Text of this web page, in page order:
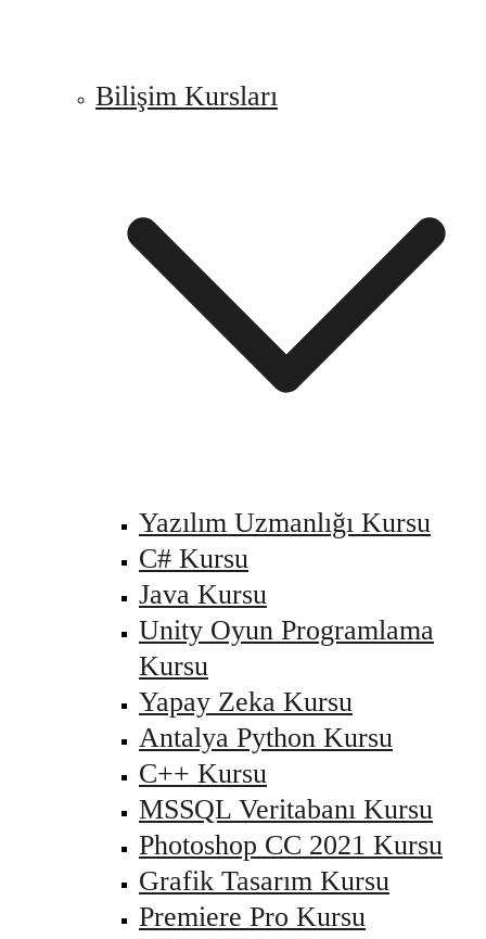
Bilişim Kursları
Yazılım Uzmanlığı Kursu
C# Kursu
Java Kursu
Unity Oyun Programlama
Kursu
Yapay Zeka Kursu
Antalya Python Kursu
C++ Kursu
MSSQL Veritabanı Kursu
Photoshop CC 2021 Kursu
Grafik Tasarım Kursu
Premiere Pro Kursu